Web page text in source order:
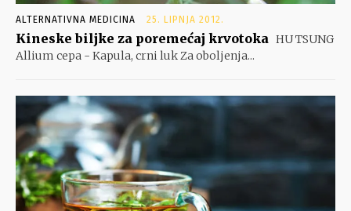
ALTERNATIVNA MEDICINA 25. LIPNJA 2012.
Kineske biljke za poremećaj krvotoka HU TSUNG
Allium cepa - Kapula, crni luk Za oboljenja...